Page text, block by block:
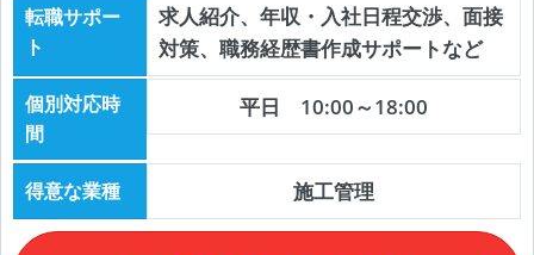
転職サポー
ト
求人紹介、年収・入社日程交渉、面接
対策、職務経歴書作成サポートなど
個別対応時
間
平日 10:00～18:00
得意な業種 施工管理